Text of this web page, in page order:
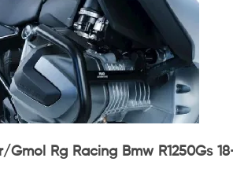
Gmol Rg Racing Bmw R1250Gs